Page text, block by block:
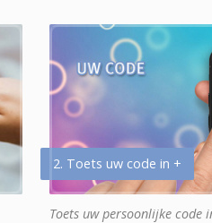
2. Toets uw code in +
Toets uw persoonlijke code